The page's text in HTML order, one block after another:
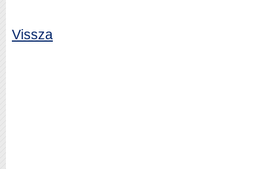
Vissza